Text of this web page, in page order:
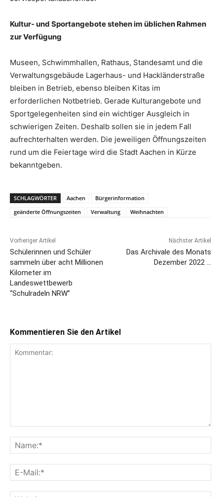
Kultur- und Sportangebote stehen im üblichen Rahmen
zur Verfügung
Museen, Schwimmhallen, Rathaus, Standesamt und die
Verwaltungsgebäude Lagerhaus- und Hackländerstraße
bleiben in Betrieb, ebenso bleiben Kitas im
erforderlichen Notbetrieb. Gerade Kulturangebote und
Sportgelegenheiten sind ein wichtiger Ausgleich in
schwierigen Zeiten. Deshalb sollen sie in jedem Fall
aufrechterhalten werden. Die jeweiligen Öffnungszeiten
rund um die Feiertage wird die Stadt Aachen in Kürze
bekanntgeben.
SCHLAGWÖRTER Aachen
Bürgerinformation
geänderte Öffnungszeiten
Verwaltung Weihnachten
Vorheriger Artikel
Schülerinnen und Schüler
sammeln über acht Millionen
Kilometer im
Landeswettbewerb
“Schulradeln NRW”
Nächster Artikel
Das Archivale des Monats
Dezember 2022 …
Kommentieren Sie den Artikel